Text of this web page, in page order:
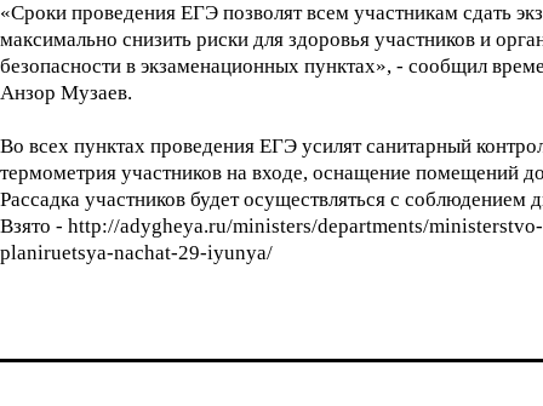
«Сроки проведения ЕГЭ позволят всем участникам сдать
максимально снизить риски для здоровья участников и
безопасности в экзаменационных пунктах», - сообщил
Анзор Музаев.
Во всех пунктах проведения ЕГЭ усилят санитарный
термометрия участников на входе, оснащение помещений
Рассадка участников будет осуществляться с соблюдением
Взято - http://adygheya.ru/ministers/departments/
planiruetsya-nachat-29-iyunya/